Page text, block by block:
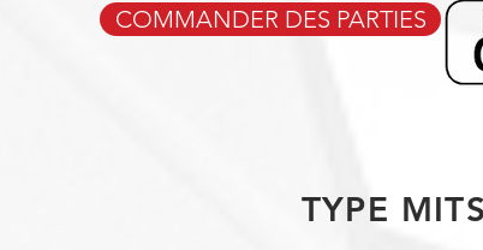
TYPE
COMMANDER DES PARTIES